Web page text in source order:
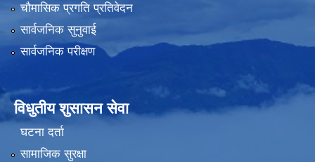
चौमासिक प्रगति प्रतिवेदन
सार्वजनिक सुनुवाई
सार्वजनिक परीक्षण
विधुतीय शुसासन सेवा
घटना दर्ता
सामाजिक सुरक्षा